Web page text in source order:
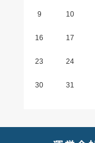
9 10
16 17
23 24
30 31